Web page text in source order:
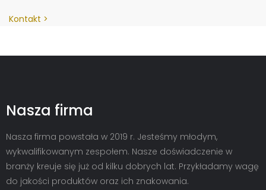
Kontakt
Nasza firma
Nasza firma powstała w 2019 r. Jesteśmy młodym,
wykwalifikowanym zespołem. Nasze doświadczenie w
branży kreuje się już od kilku dobrych lat. Przykładamy wagę
do jakości produktów oraz ich znakowania.